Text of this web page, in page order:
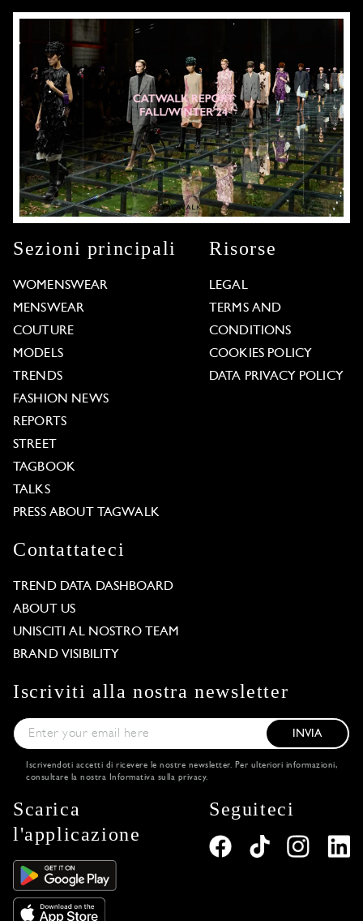
Sezioni principali
WOMENSWEAR
MENSWEAR
COUTURE
MODELS
TRENDS
FASHION NEWS
REPORTS
STREET
TAGBOOK
TALKS
PRESS ABOUT TAGWALK
Risorse
LEGAL
TERMS AND
CONDITIONS
COOKIES POLICY
DATA PRIVACY POLICY
Contattateci
TREND DATA DASHBOARD
ABOUT US
UNISCITI AL NOSTRO TEAM
BRAND VISIBILITY
Iscriviti alla nostra newsletter
INVIA
Iscrivendoti accetti di ricevere le nostre newsletter. Per ulteriori informazioni,
consultare la nostra
Informativa sulla privacy.
Scarica
l'applicazione
Seguiteci